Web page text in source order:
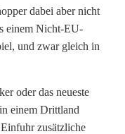
dabei aber nicht
einem Nicht-EU-
und zwar gleich in
oder das neueste
einem Drittland
zusätzliche